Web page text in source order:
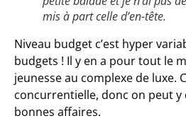
mis à part celle d’en-tête.
Niveau budget c’est hyper
budgets ! Il y en a pour tout le
jeunesse au complexe de luxe.
concurrentielle, donc on peut y
bonnes affaires.